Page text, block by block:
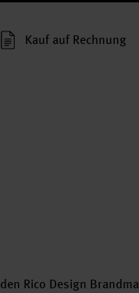
Kauf auf Rechnung
Rico Design